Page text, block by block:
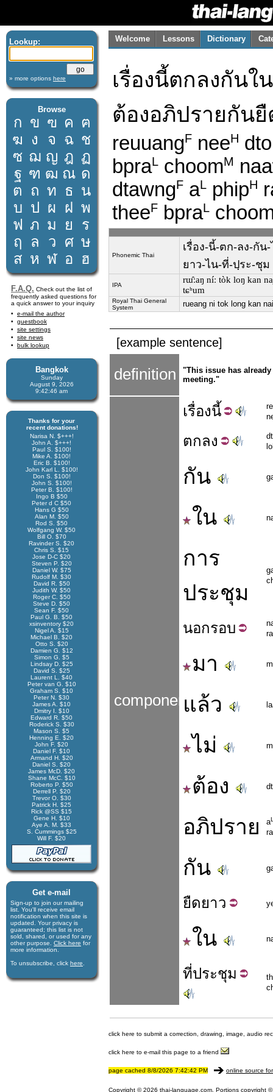
Lookup:
» more options here
Browse
ก ข ฃ ค ฅ
ฆ ง จ ฉ ช
ซ ฌ ญ ฎ ฏ
ฐ ฑ ฒ ณ ด
ต ถ ท ธ น
บ ป ผ ฝ พ
ฟ ภ ม ย
ร
ฤ
ล ว ศ ษ
ส ห ฬ อ ฮ
F.A.Q. Check out the list of
frequently asked questions for
a quick answer to your inquiry
e-mail the author
guestbook
site settings
site news
bulk lookup
Bangkok
Sunday
August 9, 2026
9:42:46 am
Thanks for your
recent donations!
Narisa N. $+++!
John A. $+++!
Paul S. $100!
Mike A. $100!
Eric B. $100!
John Karl L. $100!
Don S. $100!
John S. $100!
Peter B. $100!
Ingo B $50
Peter d C $50
Hans G $50
Alan M. $50
Rod S. $50
Wolfgang W. $50
Bill O. $70
Ravinder S. $20
Chris S. $15
Jose D-C $20
Steven P. $20
Daniel W. $75
Rudolf M. $30
David R. $50
Judith W. $50
Roger C. $50
Steve D. $50
Sean F. $50
Paul G. B. $50
xsinventory $20
Nigel A. $15
Michael B. $20
Otto S. $20
Damien G. $12
Simon G. $5
Lindsay D. $25
David S. $25
Laurent L. $40
Peter van G. $10
Graham S. $10
Peter N. $30
James A. $10
Dmitry I. $10
Edward R. $50
Roderick S. $30
Mason S. $5
Henning E. $20
John F. $20
Daniel F. $10
Armand H. $20
Daniel S. $20
James McD. $20
Shane McC. $10
Roberto P. $50
Derrell P. $20
Trevor O. $30
Patrick H. $25
Rick @SS $15
Gene H. $10
Aye A. M. $33
S. Cummings $25
Will F. $20
Get e-mail
Sign-up to join our mail­ing
list. You'll receive e­mail
notification when this site is
updated. Your privacy is
guaran­teed; this list is not
sold, shared, or used for any
other purpose. Click here for
more infor­mation.
To unsubscribe, click here
Welcome Lessons Dictionary
เรื่องนี้ตกลงกัน
ต้องอภิปรายกัน
reuuangF neeH
bpraL choomM
dtawngF aL phipH
theeF bpraL
Phonemic Thai
เรื่อง-นี้-ตก-ลง-กั
ยาว-ไน-ที่-ปฺระ-ชุม
IPA
rɯ̂ːaŋ níː tòk loŋ kan
tɕʰum
Royal Thai General
System
rueang ni tok long kan
[example sentence]
definition
"This issue has
meeting."
components
เรื่องนี้
ตกลง
กัน
ใน
การ
ประชุม
นอกรอบ
มา
แล้ว
ไม่
ต้อง
อภิปราย a
กัน
ยืดยาว
ใน
ที่ประชุม
click here to submit a correction, drawing, image, audio
click here to e-mail this page to a friend
page cached 8/8/2026 7:42:42 PM online source
Copyright © 2026 thai-language.com. Portions copyright